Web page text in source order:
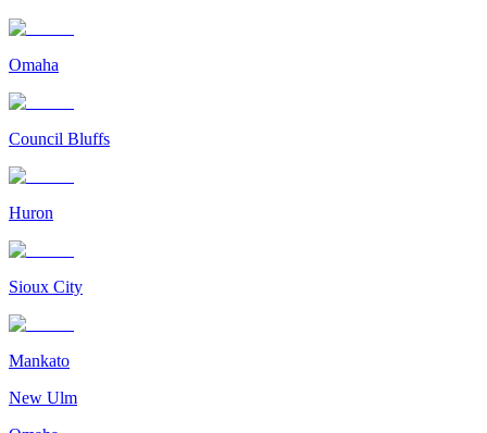
Omaha
Council Bluffs
Huron
Sioux City
Mankato
New Ulm